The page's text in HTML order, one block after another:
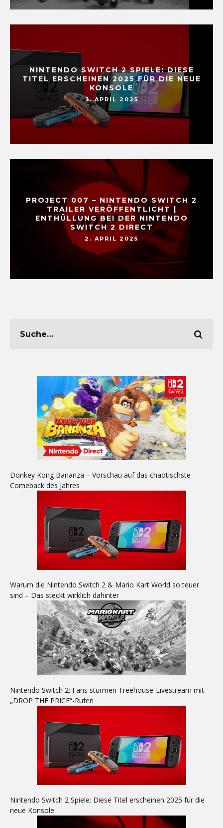
NINTENDO SWITCH 2 SPIELE: DIESE
TITEL ERSCHEINEN 2025 FÜR DIE NEUE
KONSOLE
3. APRIL 2025
PROJECT 007 – NINTENDO SWITCH 2
TRAILER VERÖFFENTLICHT |
ENTHÜLLUNG BEI DER NINTENDO
SWITCH 2 DIRECT
2. APRIL 2025
Donkey Kong Bananza – Vorschau auf das chaotischste
Comeback des Jahres
Warum die Nintendo Switch 2 & Mario Kart World so teuer
sind – Das steckt wirklich dahinter
Nintendo Switch 2: Fans stürmen Treehouse-Livestream mit
„DROP THE PRICE“-Rufen
Nintendo Switch 2 Spiele: Diese Titel erscheinen 2025 für die
neue Konsole